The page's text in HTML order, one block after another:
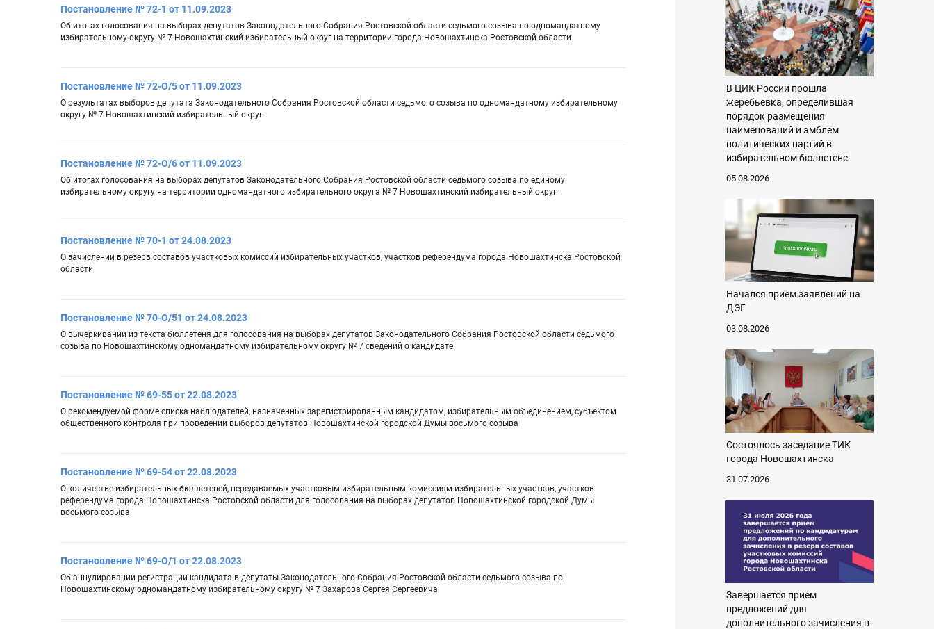
Постановление № 72-1 от 11.09.2023
Об итогах голосования на выборах депутатов Законодательного Собрания Ростовской области седьмого созыва по одномандатному
избирательному округу № 7 Новошахтинский избирательный округ на территории города Новошахтинска Ростовской области
Постановление № 72-О/5 от 11.09.2023
О результатах выборов депутата Законодательного Собрания Ростовской области седьмого созыва по одномандатному избирательному
округу № 7 Новошахтинский избирательный округ
Постановление № 72-О/6 от 11.09.2023
Об итогах голосования на выборах депутатов Законодательного Собрания Ростовской области седьмого созыва по единому
избирательному округу на территории одномандатного избирательного округа № 7 Новошахтинский избирательный округ
Постановление № 70-1 от 24.08.2023
О зачислении в резерв составов участковых комиссий избирательных участков, участков референдума города Новошахтинска Ростовской
области
Постановление № 70-О/51 от 24.08.2023
О вычеркивании из текста бюллетеня для голосования на выборах депутатов Законодательного Собрания Ростовской области седьмого
созыва по Новошахтинскому одномандатному избирательному округу № 7 сведений о кандидате
Постановление № 69-55 от 22.08.2023
О рекомендуемой форме списка наблюдателей, назначенных зарегистрированным кандидатом, избирательным объединением, субъектом
общественного контроля при проведении выборов депутатов Новошахтинской городской Думы восьмого созыва
Постановление № 69-54 от 22.08.2023
О количестве избирательных бюллетеней, передаваемых участковым избирательным комиссиям избирательных участков, участков
референдума города Новошахтинска Ростовской области для голосования на выборах депутатов Новошахтинской городской Думы
восьмого созыва
Постановление № 69-О/1 от 22.08.2023
Об аннулировании регистрации кандидата в депутаты Законодательного Собрания Ростовской области седьмого созыва по
Новошахтинскому одномандатному избирательному округу № 7 Захарова Сергея Сергеевича
В ЦИК России прошла
жеребьевка, определившая
порядок размещения
наименований и эмблем
политических партий в
избирательном бюллетене
05.08.2026
Начался прием заявлений на
ДЭГ
03.08.2026
Состоялось заседание ТИК
города Новошахтинска
31.07.2026
Завершается прием
предложений для
дополнительного зачисления в